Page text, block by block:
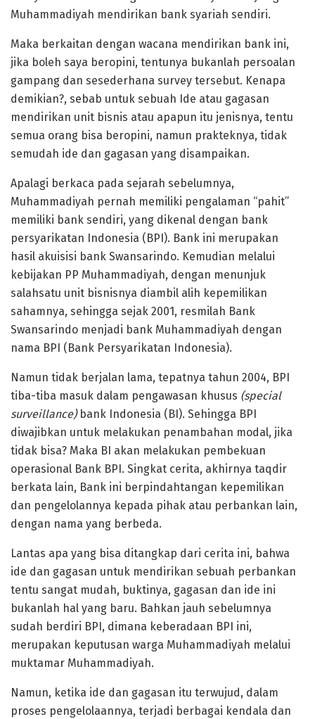
Muhammadiyah mendirikan bank syariah sendiri.
Maka berkaitan dengan wacana mendirikan bank ini,
jika boleh saya beropini, tentunya bukanlah persoalan
gampang dan sesederhana survey tersebut. Kenapa
demikian?, sebab untuk sebuah Ide atau gagasan
mendirikan unit bisnis atau apapun itu jenisnya, tentu
semua orang bisa beropini, namun prakteknya, tidak
semudah ide dan gagasan yang disampaikan.
Apalagi berkaca pada sejarah sebelumnya,
Muhammadiyah pernah memiliki pengalaman “pahit”
memiliki bank sendiri, yang dikenal dengan bank
persyarikatan Indonesia (BPI). Bank ini merupakan
hasil akuisisi bank Swansarindo. Kemudian melalui
kebijakan PP Muhammadiyah, dengan menunjuk
salahsatu unit bisnisnya diambil alih kepemilikan
sahamnya, sehingga sejak 2001, resmilah Bank
Swansarindo menjadi bank Muhammadiyah dengan
nama BPI (Bank Persyarikatan Indonesia).
Namun tidak berjalan lama, tepatnya tahun 2004, BPI
tiba-tiba masuk dalam pengawasan khusus (special
surveillance)bank Indonesia (BI). Sehingga BPI
diwajibkan untuk melakukan penambahan modal, jika
tidak bisa? Maka BI akan melakukan pembekuan
operasional Bank BPI. Singkat cerita, akhirnya taqdir
berkata lain, Bank ini berpindahtangan kepemilikan
dan pengelolannya kepada pihak atau perbankan lain,
dengan nama yang berbeda.
Lantas apa yang bisa ditangkap dari cerita ini, bahwa
ide dan gagasan untuk mendirikan sebuah perbankan
tentu sangat mudah, buktinya, gagasan dan ide ini
bukanlah hal yang baru. Bahkan jauh sebelumnya
sudah berdiri BPI, dimana keberadaan BPI ini,
merupakan keputusan warga Muhammadiyah melalui
muktamar Muhammadiyah.
Namun, ketika ide dan gagasan itu terwujud, dalam
proses pengelolaannya, terjadi berbagai kendala dan